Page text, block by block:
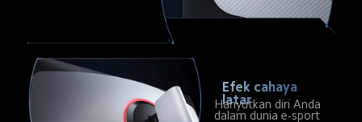
Efek cahaya
latar
Hanyutkan diri Anda
dalam dunia e-sport